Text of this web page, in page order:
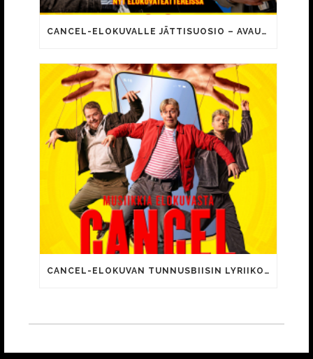
CANCEL-ELOKUVALLE JÄTTISUOSIO – AVAUSPÄIVÄNÄ JO 15 492 KATSOJAA!
CANCEL-ELOKUVAN TUNNUSBIISIN LYRIIKOISSA TUTTUJA MEEMIHOKEMIA YOUTUBE-VIDEOILTA!